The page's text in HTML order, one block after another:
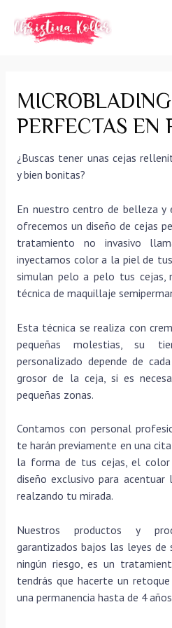
contenido
MICROBLADING
PERFECTAS EN
¿Buscas tener unas cejas
y bien bonitas?
En nuestro centro de belleza y
ofrecemos un diseño de cejas
tratamiento no invasivo
inyectamos color a la piel de
simulan pelo a pelo tus cejas,
técnica de maquillaje
Esta técnica se realiza con
pequeñas molestias, su
personalizado depende de
grosor de la ceja, si es
pequeñas zonas.
Contamos con personal
te harán previamente en una
la forma de tus cejas, el
diseño exclusivo para
realzando tu mirada.
Nuestros productos y
garantizados bajos las leyes de
ningún riesgo, es un
tendrás que hacerte un
una permanencia hasta de 4